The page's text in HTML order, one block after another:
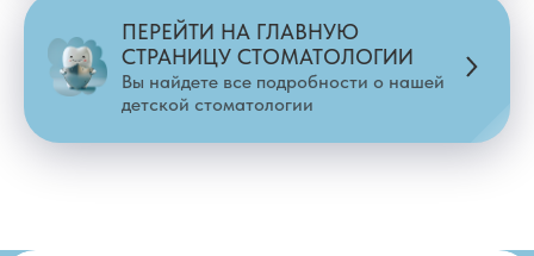
ПЕРЕЙТИ НА ГЛАВНУЮ
СТРАНИЦУ СТОМАТОЛОГИИ
Вы найдете все подробности о нашей
детской стоматологии